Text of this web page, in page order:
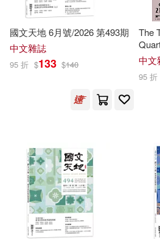
Nicole(3058)
M.(3045)
Carter(3027)
Mitchell(3016)
Edgar Rice(3002)
新世界出版社(2242)
生活‧讀書‧新知三聯書店
中國華僑出版社(2241)
上海三聯書店(2234)
現代出版社(2234)
國文天地 6月號/2026 第493期
中文雜誌
95 折 $133 $140
The
民國
《
之
中文
95 折